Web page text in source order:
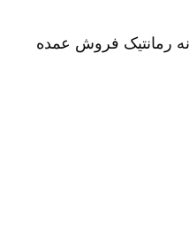
رمانتیک فروش عمده